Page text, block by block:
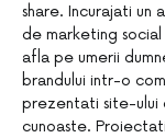
share. Incurajati
de marketing
afla pe umerii
brandului intr-o
prezentati site-ului
cunoaste.